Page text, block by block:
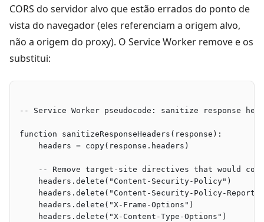
CORS do servidor alvo que estão errados do ponto de
vista do navegador (eles referenciam a origem alvo,
não a origem do proxy). O Service Worker remove e os
substitui:
-- Service Worker pseudocode: sanitize response
function sanitizeResponseHeaders(response):
    headers = copy(response.headers)
-- Remove target-site directives that would
    headers.delete("Content-Security-Policy")
headers.delete("Content-Security-Policy-Report-
    headers.delete("X-Frame-Options")
    headers.delete("X-Content-Type-Options")